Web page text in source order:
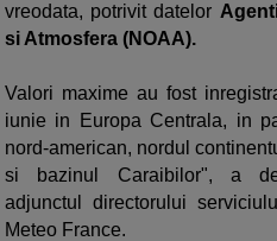
vreodata, potrivit datelor
si Atmosfera (NOAA).
Valori maxime au fost
iunie in Europa Centrala, in
nord-american, nordul
si bazinul Caraibilor", a
adjunctul directorului
Meteo France.